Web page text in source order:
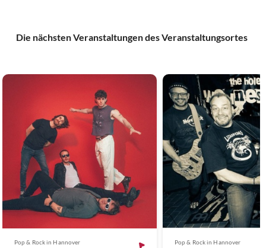
Die nächsten Veranstaltungen des Veranstaltungsortes
Pop & Rockin Hannover Pop & Rockin Hannover